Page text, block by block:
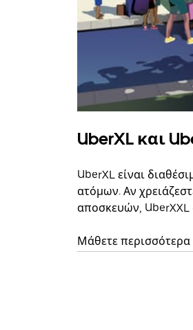
UberXL και
UberXL είναι
ατόμων. Αν
αποσκευών, UberXXL
Μάθετε περισσότερα